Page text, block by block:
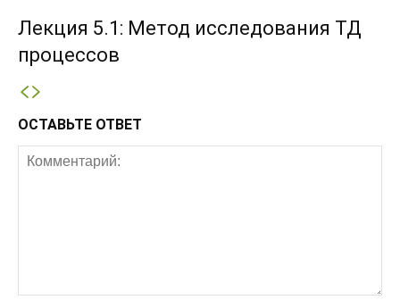
Лекция 5.1: Метод исследования ТД
процессов
ОСТАВЬТЕ ОТВЕТ